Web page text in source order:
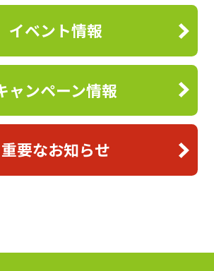
イベント情報
ャンペーン情報
重要なお知らせ